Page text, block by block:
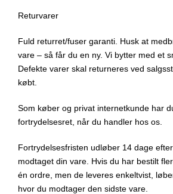
Returvarer
Fuld returret/fuser garanti. Husk at
vare – så får du en ny. Vi bytter med et
Defekte varer skal returneres ved
købt.
Som køber og privat internetkunde har
fortrydelsesret, når du handler hos os.
Fortrydelsesfristen udløber 14 dage
modtaget din vare. Hvis du har bestilt
én ordre, men de leveres enkeltvist,
hvor du modtager den sidste vare.